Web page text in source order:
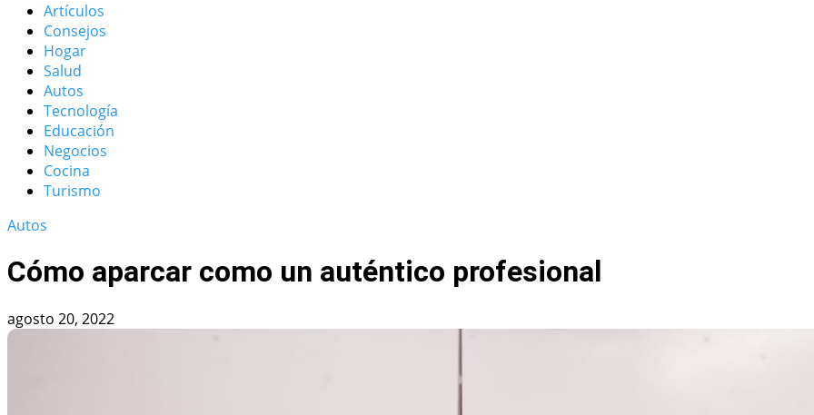
Artículos
Consejos
Hogar
Salud
Autos
Tecnología
Educación
Negocios
Cocina
Turismo
Autos
Cómo aparcar como un auténtico profesional
agosto 20, 2022